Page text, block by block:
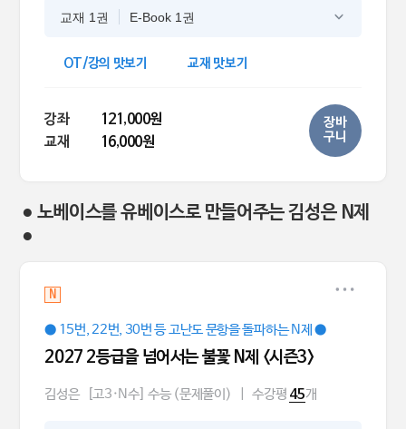
교재 1권 E-Book 1권
OT/강의 맛보기 교재 맛보기
강좌
121,000원
교재
16,000원
장바
구니
● 노베이스를 유베이스로 만들어주는 김성은 N제
●
N
● 15번, 22번, 30번 등 고난도 문항을 돌파하는 N제 ●
2027 2등급을 넘어서는 불꽃 N제 <시즌3>
김성은 [고3·N수] 수능 (문제풀이) 수강평 45개